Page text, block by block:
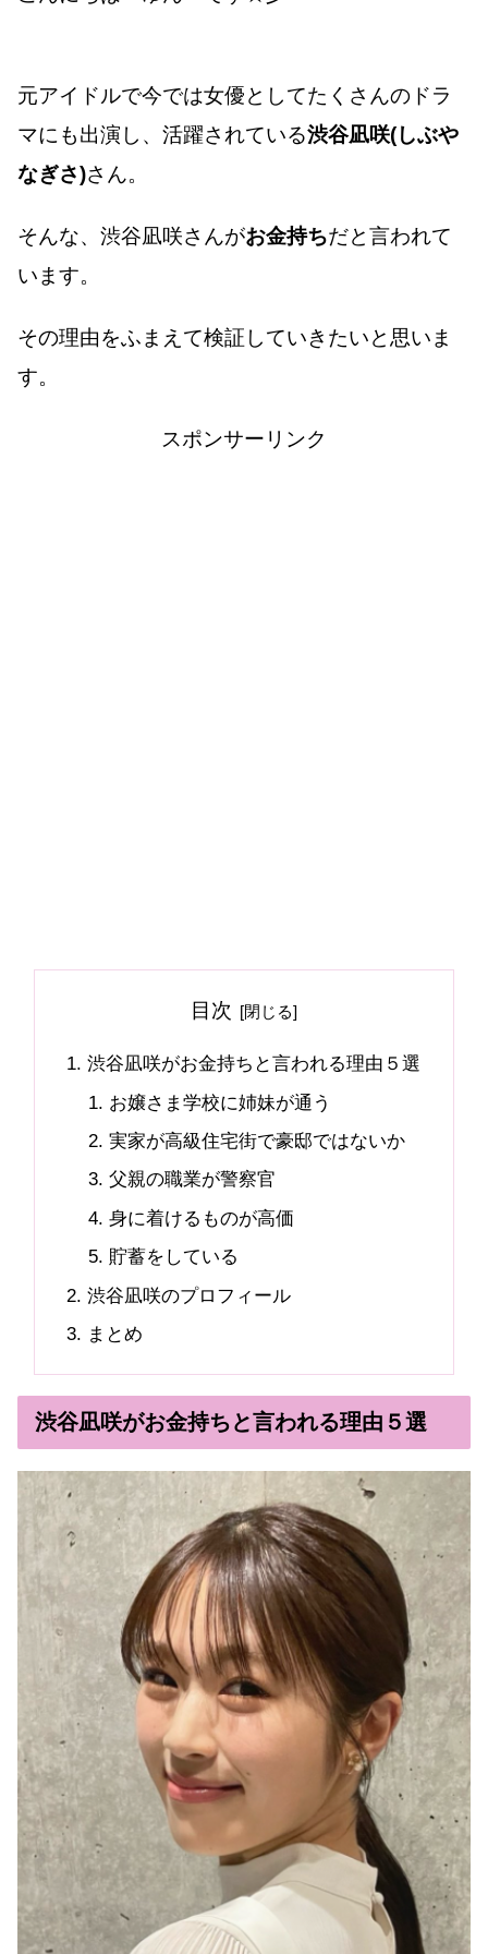
元アイドルで今では女優としてたくさんのドラ
マにも出演し、活躍されている渋谷凪咲(しぶや
なぎさ)さん。
そんな、渋谷凪咲さんがお金持ちだと言われて
います。
その理由をふまえて検証していきたいと思いま
す。
スポンサーリンク
目次
渋谷凪咲がお金持ちと言われる理由５選
お嬢さま学校に姉妹が通う
実家が高級住宅街で豪邸ではないか
父親の職業が警察官
身に着けるものが高価
貯蓄をしている
渋谷凪咲のプロフィール
まとめ
渋谷凪咲がお金持ちと言われる理由５選